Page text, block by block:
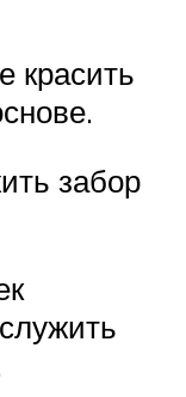
красить
забор